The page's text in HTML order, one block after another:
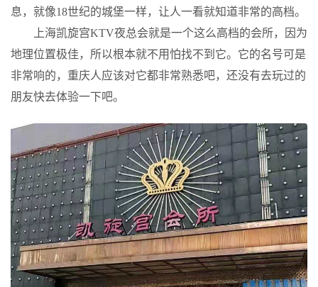
息，就像18世纪的城堡一样，让人一看就知道非常的高档。
上海凯旋宫KTV夜总会就是一个这么高档的会所，因为
地理位置极佳，所以根本就不用怕找不到它。它的名号可是
非常响的，重庆人应该对它都非常熟悉吧，还没有去玩过的
朋友快去体验一下吧。